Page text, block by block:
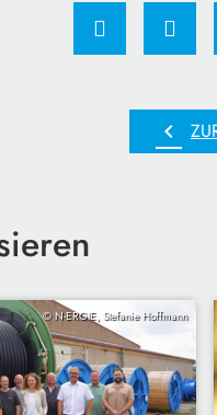
chevron_left
© N-ERGIE, Stefanie Hoffmann